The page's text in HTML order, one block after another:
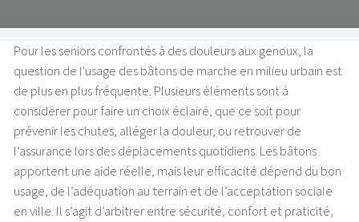
Pour les seniors confrontés à des douleurs aux genoux, la
question de l'usage des bâtons de marche en milieu urbain est
de plus en plus fréquente. Plusieurs éléments sont à
considérer pour faire un choix éclairé, que ce soit pour
prévenir les chutes, alléger la douleur, ou retrouver de
l’assurance lors des déplacements quotidiens. Les bâtons
apportent une aide réelle, mais leur efficacité dépend du bon
usage, de l’adéquation au terrain et de l’acceptation sociale
en ville. Il s’agit d’arbitrer entre sécurité, confort et praticité,